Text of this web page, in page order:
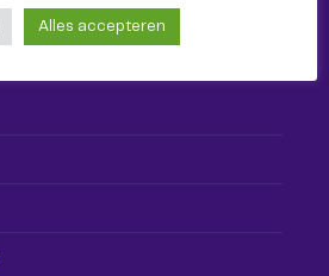
Alles accepteren